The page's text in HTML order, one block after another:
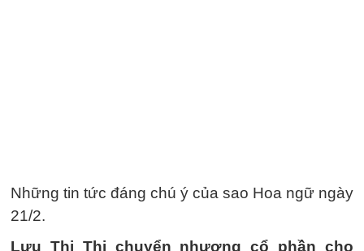
Những tin tức đáng chú ý của sao Hoa ngữ ngày
21/2.
Lưu Thi Thi chuyển nhượng cổ phần cho